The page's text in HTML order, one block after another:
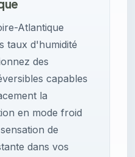
Atlantique
taux d'humidité
des
capables
la
en mode froid
de
dans vos